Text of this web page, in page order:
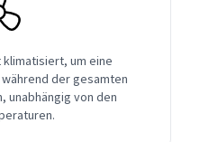
um eine
der gesamten
unabhängig von den